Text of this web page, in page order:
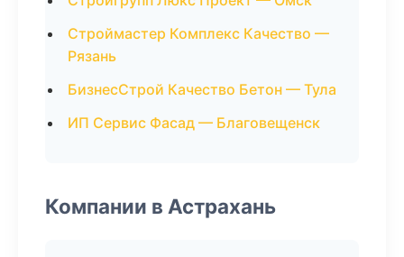
Строймастер Комплекс Качество —
Рязань
БизнесСтрой Качество Бетон — Тула
ИП Сервис Фасад — Благовещенск
Компании в Астрахань